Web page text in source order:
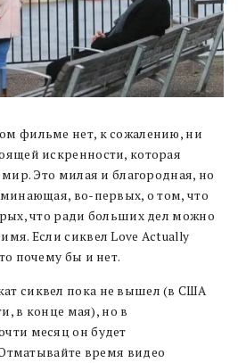
фильме нет, к сожалению, ни
искренности, которая
мир. Это милая и благородная, но
во-первых, о том, что
что ради больших дел можно
Если сиквел Love Actually
почему бы и нет.
сиквел пока не вышел (в США
в конце мая), но в
месяц он будет
время видео